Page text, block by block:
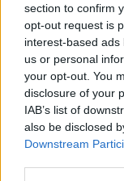
section to confirm
opt-out request is
interest-based
us or personal
your opt-out. You
disclosure of your
IAB’s list of
also be disclosed
Downstream
ΔΙΑΤΡΟΦΗ
5 ροφήματα που
ύπνο για